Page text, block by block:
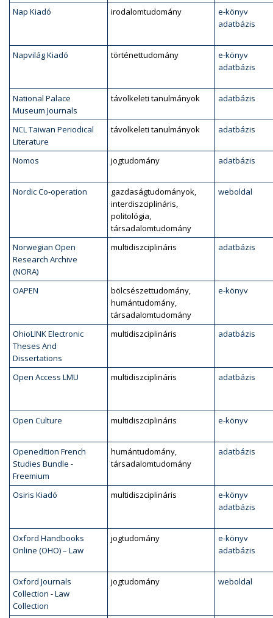
Nap Kiadó irodalomtudomány
e-könyv
adatbázis
Napvilág Kiadó történettudomány
e-könyv
adatbázis
National Palace
Museum Journals
távolkeleti tanulmányok adatbázis
NCL Taiwan Periodical
Literature
távolkeleti tanulmányok adatbázis
Nomos jogtudomány adatbázis
Nordic Co-operation
gazdaságtudományok,
interdiszciplináris,
politológia,
társadalomtudomány
weboldal
Norwegian Open
Research Archive
(NORA)
multidiszciplináris adatbázis
OAPEN
bölcsészettudomány,
humántudomány,
társadalomtudomány
e-könyv
OhioLINK Electronic
Theses And
Dissertations
multidiszciplináris adatbázis
Open Access LMU multidiszciplináris adatbázis
Open Culture multidiszciplináris e-könyv
Openedition French
Studies Bundle -
Freemium
humántudomány,
társadalomtudomány
adatbázis
Osiris Kiadó multidiszciplináris
e-könyv
adatbázis
Oxford Handbooks
Online (OHO) – Law
jogtudomány
e-könyv
adatbázis
Oxford Journals
Collection - Law
Collection
jogtudomány weboldal